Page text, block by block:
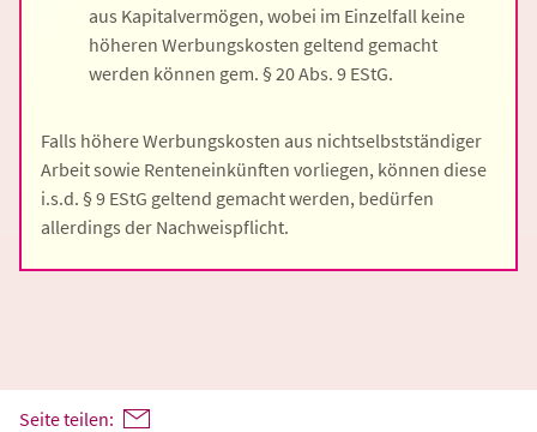
aus Kapitalvermögen, wobei im Einzelfall keine
höheren Werbungskosten geltend gemacht
werden können gem. § 20 Abs. 9 EStG.
Falls höhere Werbungskosten aus nichtselbstständiger
Arbeit sowie Renteneinkünften vorliegen, können diese
i.s.d. § 9 EStG geltend gemacht werden, bedürfen
allerdings der Nachweispflicht.
Seite teilen: